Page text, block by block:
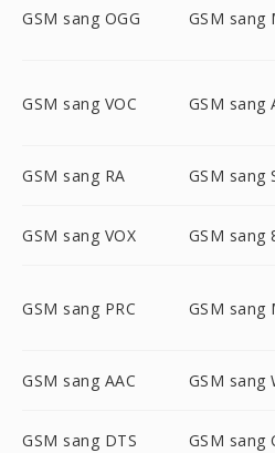
GSM sang OGG GSM sang
GSM sang VOC GSM sang
GSM sang RA GSM sang
GSM sang VOX GSM sang
GSM sang PRC GSM sang
GSM sang AAC GSM sang
GSM sang DTS GSM sang